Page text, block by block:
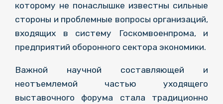
которому не понаслышке известны сильные
стороны и проблемные вопросы организаций,
входящих в систему Госкомвоенпрома, и
предприятий оборонного сектора экономики.
Важной научной составляющей и
неотъемлемой частью уходящего
выставочного форума стала традиционно